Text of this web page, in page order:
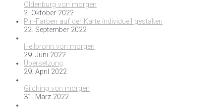
Oldenburg von morgen
2. Oktober 2022
Pin-Farben auf der Karte individuell gestalten
22. September 2022
Heilbronn von morgen
29. Juni 2022
Übersetzung
29. April 2022
Gilching von morgen
31. März 2022